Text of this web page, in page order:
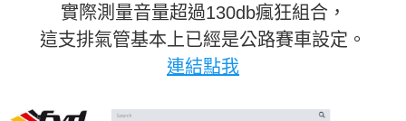
實際測量音量超過130db瘋狂組合，
這支排氣管基本上已經是公路賽車設定。
連結點我